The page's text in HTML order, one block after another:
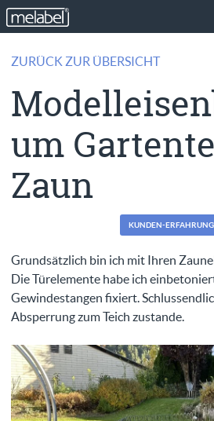
ZURÜCK ZUR ÜBERSICHT
um
Zaun
KUNDEN-
Grundsätzlich bin ich mit Ihren
Die Türelemente habe ich
Gewindestangen fixiert.
Absperrung zum Teich zustande.